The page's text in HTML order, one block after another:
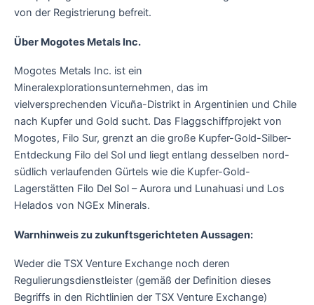
von der Registrierung befreit.
Über Mogotes Metals Inc.
Mogotes Metals Inc. ist ein
Mineralexplorationsunternehmen, das im
vielversprechenden Vicuña-Distrikt in Argentinien und Chile
nach Kupfer und Gold sucht. Das Flaggschiffprojekt von
Mogotes, Filo Sur, grenzt an die große Kupfer-Gold-Silber-
Entdeckung Filo del Sol und liegt entlang desselben nord-
südlich verlaufenden Gürtels wie die Kupfer-Gold-
Lagerstätten Filo Del Sol – Aurora und Lunahuasi und Los
Helados von NGEx Minerals.
Warnhinweis zu zukunftsgerichteten Aussagen:
Weder die TSX Venture Exchange noch deren
Regulierungsdienstleister (gemäß der Definition dieses
Begriffs in den Richtlinien der TSX Venture Exchange)